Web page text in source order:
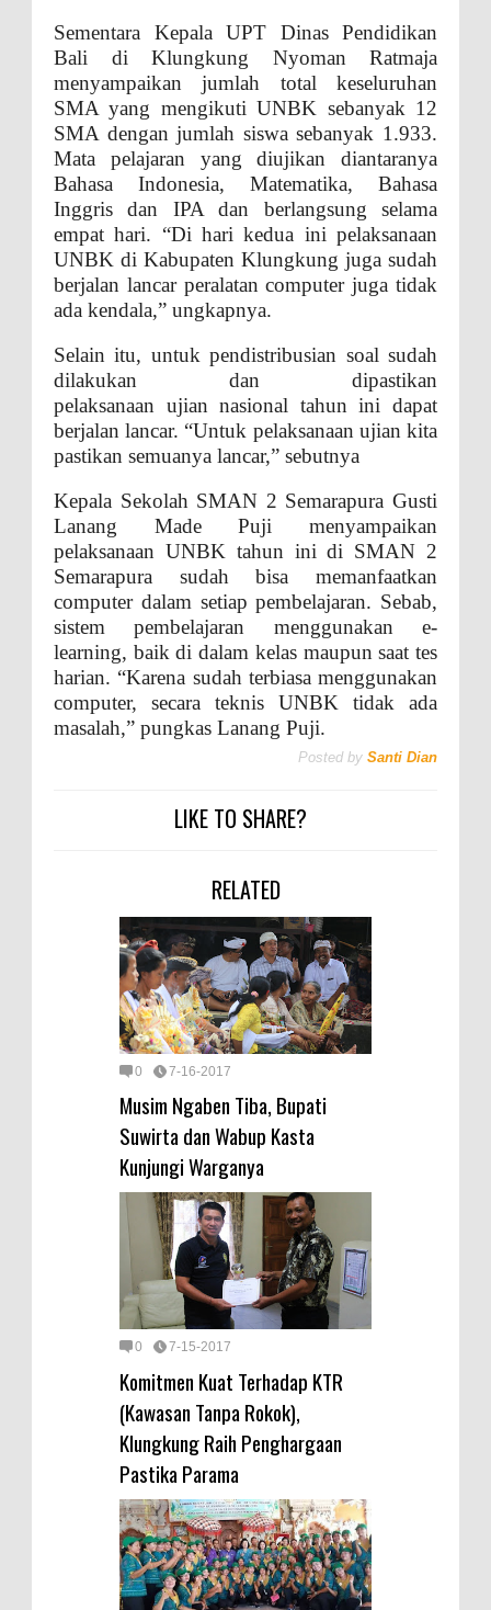
Sementara Kepala UPT Dinas Pendidikan
Bali di Klungkung Nyoman Ratmaja
menyampaikan jumlah total keseluruhan
SMA yang mengikuti UNBK sebanyak 12
SMA dengan jumlah siswa sebanyak 1.933.
Mata pelajaran yang diujikan diantaranya
Bahasa Indonesia, Matematika, Bahasa
Inggris dan IPA dan berlangsung selama
empat hari. “Di hari kedua ini pelaksanaan
UNBK di Kabupaten Klungkung juga sudah
berjalan lancar peralatan computer juga tidak
ada kendala,” ungkapnya.
Selain itu, untuk pendistribusian soal sudah
dilakukan dan dipastikan
pelaksanaan ujian nasional tahun ini dapat
berjalan lancar. “Untuk pelaksanaan ujian kita
pastikan semuanya lancar,” sebutnya
Kepala Sekolah SMAN 2 Semarapura Gusti
Lanang Made Puji menyampaikan
pelaksanaan UNBK tahun ini di SMAN 2
Semarapura sudah bisa memanfaatkan
computer dalam setiap pembelajaran. Sebab,
sistem pembelajaran menggunakan e-
learning, baik di dalam kelas maupun saat tes
harian. “Karena sudah terbiasa menggunakan
computer, secara teknis UNBK tidak ada
masalah,” pungkas Lanang Puji.
Posted by Santi Dian
LIKE TO SHARE?
RELATED
0 7-16-2017
Musim Ngaben Tiba, Bupati
Suwirta dan Wabup Kasta
Kunjungi Warganya
0 7-15-2017
Komitmen Kuat Terhadap KTR
(Kawasan Tanpa Rokok),
Klungkung Raih Penghargaan
Pastika Parama